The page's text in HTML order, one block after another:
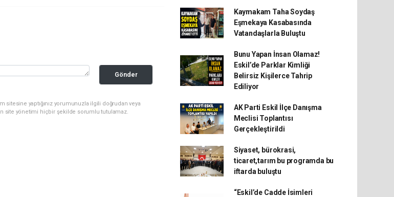
Gönder
sitesine yaptığınız yorumunuzla ilgili doğrudan veya
site yönetimi hiçbir şekilde sorumlu tutulamaz.
Kaymakam Taha Soydaş
Eşmekaya Kasabasında
Vatandaşlarla Buluştu
Bunu Yapan İnsan Olamaz!
Eskil’de Parklar Kimliği
Belirsiz Kişilerce Tahrip
Ediliyor
AK Parti Eskil İlçe Danışma
Meclisi Toplantısı
Gerçekleştirildi
Siyaset, bürokrasi,
ticaret,tarım bu programda bu
iftarda buluştu
“Eskil’de Cadde İsimleri